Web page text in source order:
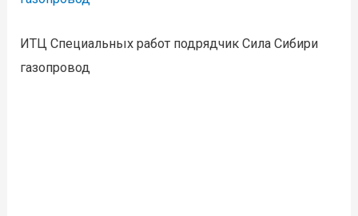
ИТЦ Специальных работ подрядчик Сила Сибири
газопровод